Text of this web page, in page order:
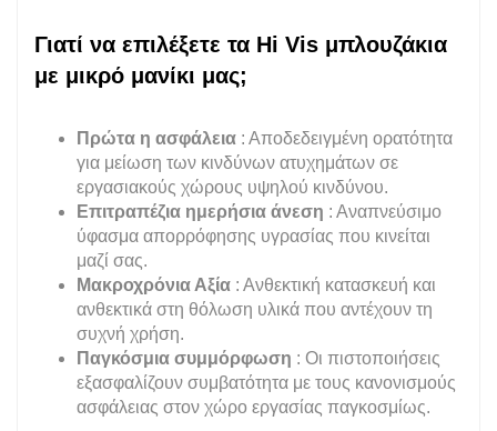
Γιατί να επιλέξετε τα Hi Vis μπλουζάκια
με μικρό μανίκι μας;
Πρώτα η ασφάλεια : Αποδεδειγμένη ορατότητα
για μείωση των κινδύνων ατυχημάτων σε
εργασιακούς χώρους υψηλού κινδύνου.
Επιτραπέζια ημερήσια άνεση : Αναπνεύσιμο
ύφασμα απορρόφησης υγρασίας που κινείται
μαζί σας.
Μακροχρόνια Αξία : Ανθεκτική κατασκευή και
ανθεκτικά στη θόλωση υλικά που αντέχουν τη
συχνή χρήση.
Παγκόσμια συμμόρφωση : Οι πιστοποιήσεις
εξασφαλίζουν συμβατότητα με τους κανονισμούς
ασφάλειας στον χώρο εργασίας παγκοσμίως.